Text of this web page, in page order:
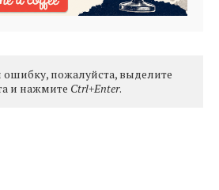
пожалуйста, выделите
и нажмите Ctrl+Enter.